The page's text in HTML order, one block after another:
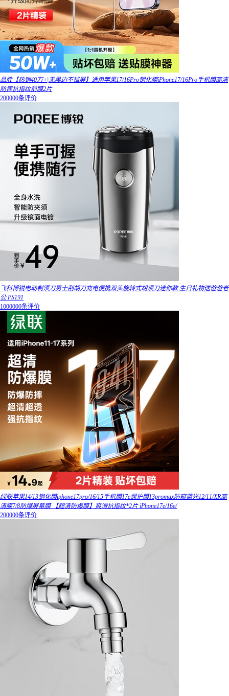
品胜【热销40万+|无黑边不挡屏】适用苹果17/16Pro钢化膜iPhone17/16Pro手机膜高清
防摔抗指纹前膜2片
200000条评价
飞科博锐电动剃须刀男士刮胡刀充电便携双头旋转式胡须刀迷你款 生日礼物送爸爸老
公 PS191
1000000条评价
绿联苹果14/13钢化膜iphone17pro/16/15手机膜17e保护膜13promax防窥蓝光12/11/XR高
清膜7/8防爆屏幕膜 【超清防爆膜】爽滑抗指纹*2片 iPhone17e/16e/
200000条评价